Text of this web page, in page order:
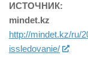
ИСТОЧНИК:
mindet.kz
http://mindet.kz/ru/
issledovanie/